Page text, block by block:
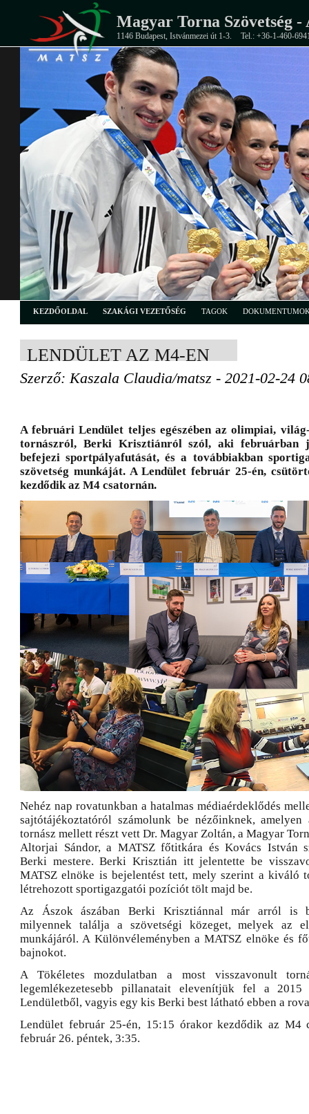
Magyar Torna Szövetség -
1146 Budapest, Istvánmezei út 1-3. Tel.: +36-1-460-
KEZDŐOLDAL SZAKÁGI VEZETŐSÉG TAGOK
LENDÜLET AZ M4-EN
Szerző: Kaszala Claudia/matsz - 2021-02-24
A februári Lendület teljes egészében az olimpiai,
tornászról, Berki Krisztiánról szól, aki februárban
befejezi sportpályafutását, és a továbbiakban
szövetség munkáját. A Lendület február 25-én,
kezdődik az M4 csatornán.
Nehéz nap rovatunkban a hatalmas médiaérdeklődés
sajtótájékoztatóról számolunk be nézőinknek,
tornász mellett részt vett Dr. Magyar Zoltán, a Magyar
Altorjai Sándor, a MATSZ főtitkára és Kovács István
Berki mestere. Berki Krisztián itt jelentette be
MATSZ elnöke is bejelentést tett, mely szerint a kiváló
létrehozott sportigazgatói pozíciót tölt majd be.
Az Ászok ászában Berki Krisztiánnal már arról is
milyennek találja a szövetségi közeget, melyek az
munkájáról. A Különvéleményben a MATSZ elnöke és
bajnokot.
A Tökéletes mozdulatban a most visszavonult
legemlékezetesebb pillanatait elevenítjük fel a
Lendületből, vagyis egy kis Berki best látható ebben a
Lendület február 25-én, 15:15 órakor kezdődik az M4
február 26. péntek, 3:35.